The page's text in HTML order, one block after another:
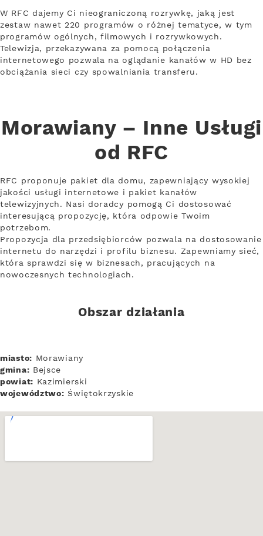
W RFC dajemy Ci nieograniczoną rozrywkę, jaką jest
zestaw nawet 220 programów o różnej tematyce, w tym
programów ogólnych, filmowych i rozrywkowych.
Telewizja, przekazywana za pomocą połączenia
internetowego pozwala na oglądanie kanałów w HD bez
obciążania sieci czy spowalniania transferu.
Morawiany – Inne Usługi
od RFC
RFC proponuje pakiet dla domu, zapewniający wysokiej
jakości usługi internetowe i pakiet kanałów
telewizyjnych. Nasi doradcy pomogą Ci dostosować
interesującą propozycję, która odpowie Twoim
potrzebom.
Propozycja dla przedsiębiorców pozwala na dostosowanie
internetu do narzędzi i profilu biznesu. Zapewniamy sieć,
która sprawdzi się w biznesach, pracujących na
nowoczesnych technologiach.
Obszar działania
miasto: Morawiany
gmina: Bejsce
powiat: Kazimierski
województwo: Świętokrzyskie